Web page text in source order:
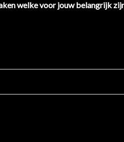
welke voor jouw belangrijk